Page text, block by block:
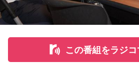
式のときに『パパが弾いてた曲だ』と
思いを語りました。
この番組をラジコ